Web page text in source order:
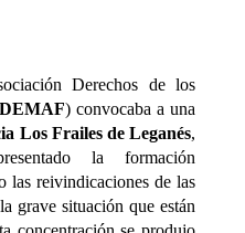
Derechos de los
) convocaba a una
Los Frailes de Leganés,
la formación
las reivindicaciones de las
grave situación que están